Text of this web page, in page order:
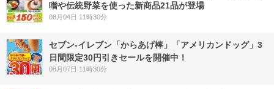
噌や伝統野菜を使った新商品21品が登場
08月04日 11時30分
セブン‐イレブン「からあげ棒」「アメリカンドッグ」3
日間限定30円引きセールを開催中！
08月07日 11時30分